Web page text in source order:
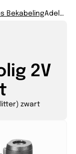
BekabelingAdels AC166 verdeelblok 4-polig 2V (T-splitter) zwart
2V
zwart